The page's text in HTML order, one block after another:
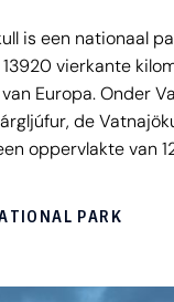
is een nationaal
vierkante
Europa. Onder
de
oppervlakte van
PARK